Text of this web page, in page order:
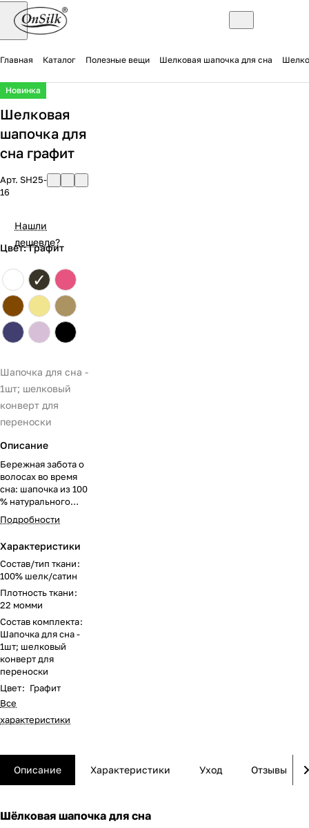
Главная Каталог Полезные вещи Шелковая шапочка для сна
Новинка
Шелковая
шапочка для
сна графит
Арт. SH25-
16
Нашли
дешевле?
Цвет: Графит
✓
Шапочка для сна -
1шт; шелковый
конверт для
переноски
Описание
Бережная забота о
волосах во время
сна: шапочка из 100
% натурального
шёлка Mulberry
защищает локоны
подушку,
предотвращает
спутывание и
сохраняет блеск.
Подробности
Характеристики
Состав/тип ткани:
100% шелк/сатин
Плотность ткани:
22 момми
Состав комплекта:
Шапочка для сна -
1шт; шелковый
конверт для
переноски
Цвет: Графит
Все
характеристики
Описание Характеристики Уход Отзывы
Шёлковая шапочка для сна